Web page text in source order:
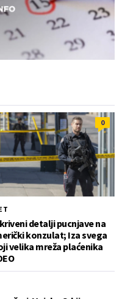
0
detalji pucnjave na
konzulat; Iza svega
velika mreža plaćenika